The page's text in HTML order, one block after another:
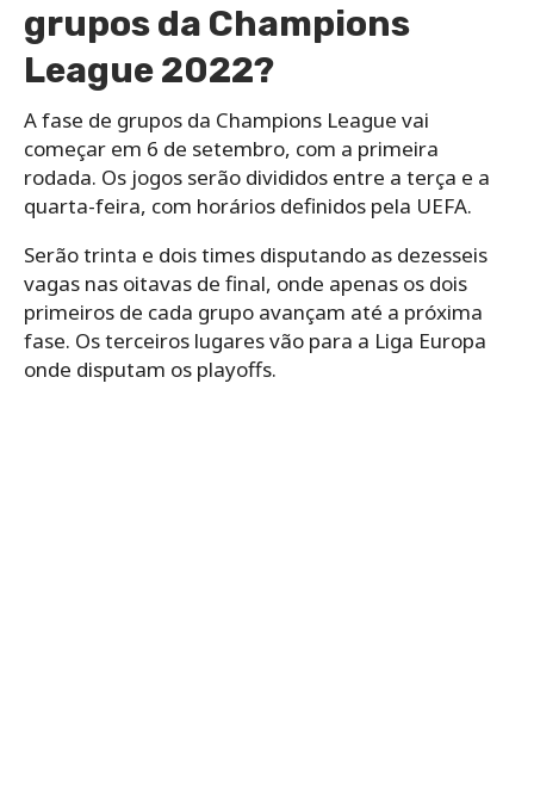
grupos da Champions
League 2022?
A fase de grupos da Champions League vai
começar em 6 de setembro, com a primeira
rodada. Os jogos serão divididos entre a terça e a
quarta-feira, com horários definidos pela UEFA.
Serão trinta e dois times disputando as dezesseis
vagas nas oitavas de final, onde apenas os dois
primeiros de cada grupo avançam até a próxima
fase. Os terceiros lugares vão para a Liga Europa
onde disputam os playoffs.